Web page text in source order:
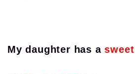
My daughter has a